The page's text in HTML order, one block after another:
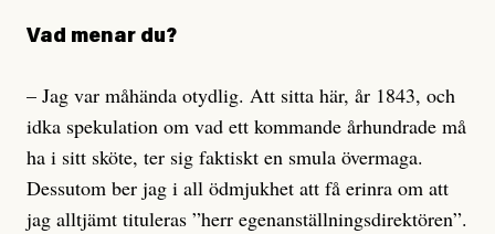
Vad menar du?
– Jag var måhända otydlig. Att sitta här, år 1843, och
idka spekulation om vad ett kommande århundrade må
ha i sitt sköte, ter sig faktiskt en smula övermaga.
Dessutom ber jag i all ödmjukhet att få erinra om att
jag alltjämt tituleras ”herr egenanställningsdirektören”.